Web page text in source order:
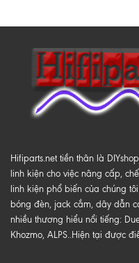
Hifiparts.net tiền thân là
linh kiện cho việc nâng cấp,
linh kiện phổ biến của chúng
bóng đèn, jack cắm, dây dẫn
nhiều thương hiểu nổi tiếng:
Khozmo, ALPS..Hiện tại được